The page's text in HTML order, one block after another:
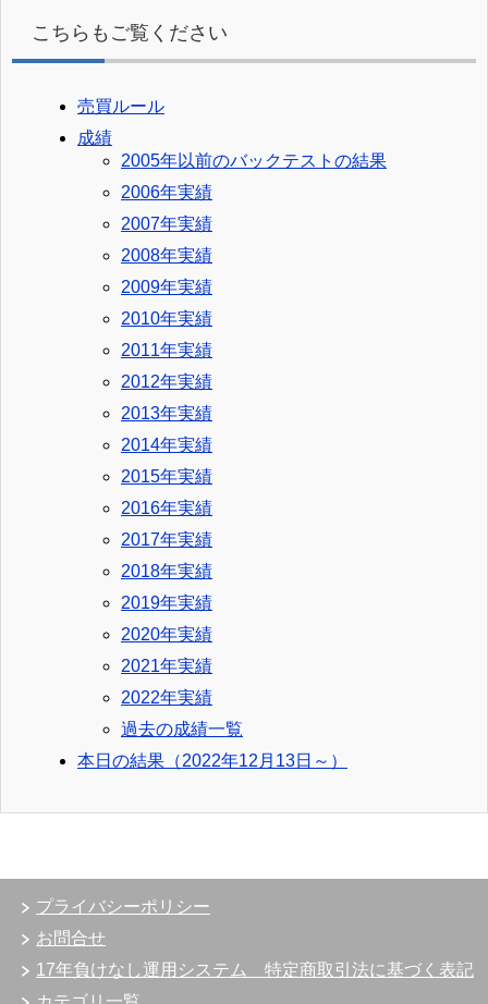
こちらもご覧ください
売買ルール
成績
2005年以前のバックテストの結果
2006年実績
2007年実績
2008年実績
2009年実績
2010年実績
2011年実績
2012年実績
2013年実績
2014年実績
2015年実績
2016年実績
2017年実績
2018年実績
2019年実績
2020年実績
2021年実績
2022年実績
過去の成績一覧
本日の結果（2022年12月13日～）
プライバシーポリシー
お問合せ
17年負けなし運用システム 特定商取引法に基づく表記